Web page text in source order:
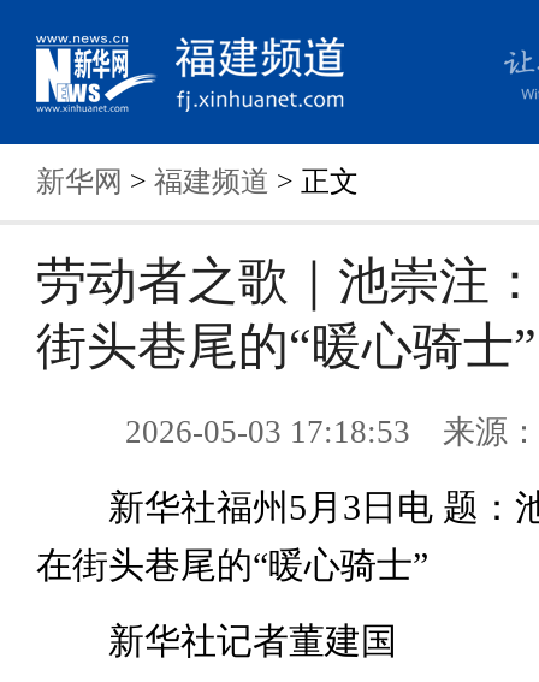
新华网 > 福建频道 > 正文
劳动者之歌｜池崇注
街头巷尾的“暖心骑士”
2026-05-03 17:18:53 来源
新华社福州5月3日电 题：
在街头巷尾的“暖心骑士”
新华社记者董建国